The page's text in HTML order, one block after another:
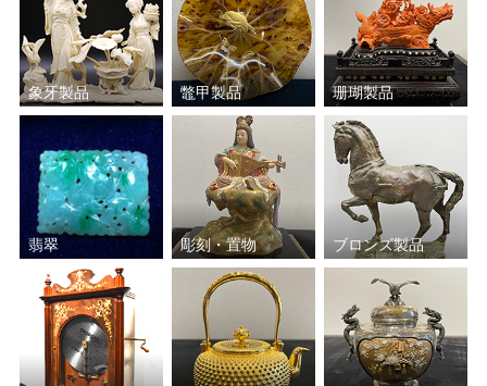
象牙製品 鼈甲製品 珊瑚製品
翡翠 彫刻・置物 ブロンズ製品